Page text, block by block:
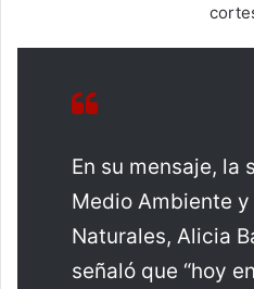
En su mensaje, la
Medio Ambiente y
Naturales, Alicia
señaló que “hoy